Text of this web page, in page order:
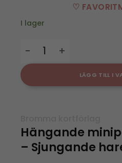
♡
I lager
LÄGG TILL I
Hängande
– Sjungande